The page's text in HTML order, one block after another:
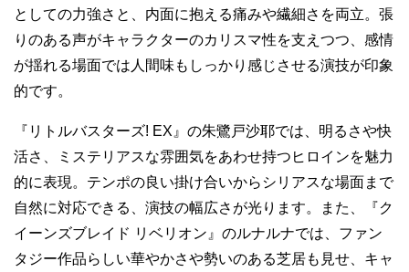
としての力強さと、内面に抱える痛みや繊細さを両立。張
りのある声がキャラクターのカリスマ性を支えつつ、感情
が揺れる場面では人間味もしっかり感じさせる演技が印象
的です。
『リトルバスターズ! EX』の朱鷺戸沙耶では、明るさや快
活さ、ミステリアスな雰囲気をあわせ持つヒロインを魅力
的に表現。テンポの良い掛け合いからシリアスな場面まで
自然に対応できる、演技の幅広さが光ります。また、『ク
イーンズブレイド リベリオン』のルナルナでは、ファン
タジー作品らしい華やかさや勢いのある芝居も見せ、キャ